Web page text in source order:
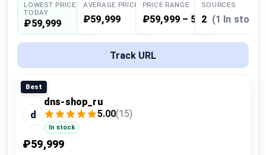
LOWEST PRICE
TODAY
₽59,999
AVERAGE PRICE
₽59,999
PRICE RANGE
₽59,999 – 59,999
SOURCES
2 (1 In stock)
Track URL
Best
d
dns-shop_ru
5.00(15)
In stock
₽59,999